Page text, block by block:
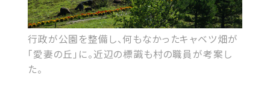
行政が公園を整備し、何もなかったキャベツ畑が
「愛妻の丘」に。近辺の標識も村の職員が考案し
た。